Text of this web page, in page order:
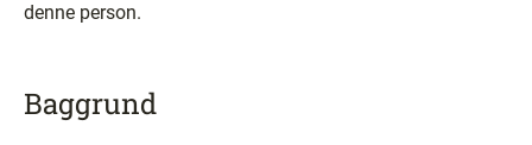
denne person.
Baggrund